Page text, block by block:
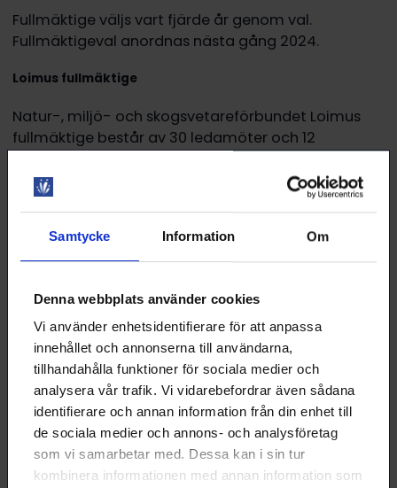
Samtycke Information Om
Denna webbplats använder cookies
Vi använder enhetsidentifierare för att anpassa
innehållet och annonserna till användarna,
tillhandahålla funktioner för sociala medier och
analysera vår trafik. Vi vidarebefordrar även sådana
identifierare och annan information från din enhet till
de sociala medier och annons- och analysföretag
som vi samarbetar med. Dessa kan i sin tur
kombinera informationen med annan information som
Fullmäktige väljs vart fjärde år genom val.
Fullmäktigeval anordnas nästa gång 2024.
Loimus fullmäktige
Natur-, miljö- och skogsvetareförbundet Loimus
fullmäktige består av 30 ledamöter och 12
beslutanderätten och bl.a. godkänner
verksamhetsplanen, verksamhetsberättelsen och
I 10 § i Loimus stadgar fastställs att när en ordinarie
plats på annat sätt blir ledig, blir den första
suppleanten i valförbundet ledamot för den
resterande mandatperioden. När en
fullmäktigesuppleant blir invald i styrelsen eller hens
plats på annat sätt blir ledig, blir en kandidat i
valförbundet i fråga som inte blivit invald suppleant
för den resterande mandatperioden i ordning efter
jämförelsetalet eller, om detta inte är möjligt, en
annan kandidat i fullmäktigevalet, fastställd enligt